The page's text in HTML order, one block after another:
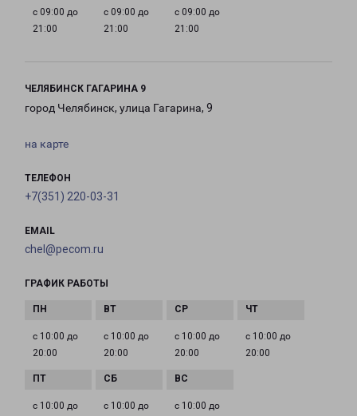
с 09:00 до
21:00
с 09:00 до
21:00
с 09:00 до
21:00
ЧЕЛЯБИНСК ГАГАРИНА 9
город Челябинск, улица Гагарина, 9
на карте
ТЕЛЕФОН
+7(351) 220-03-31
EMAIL
chel@pecom.ru
ГРАФИК РАБОТЫ
с 10:00 до
20:00
с 10:00 до
20:00
с 10:00 до
20:00
с 10:00 до
20:00
с 10:00 до
с 10:00 до
с 10:00 до